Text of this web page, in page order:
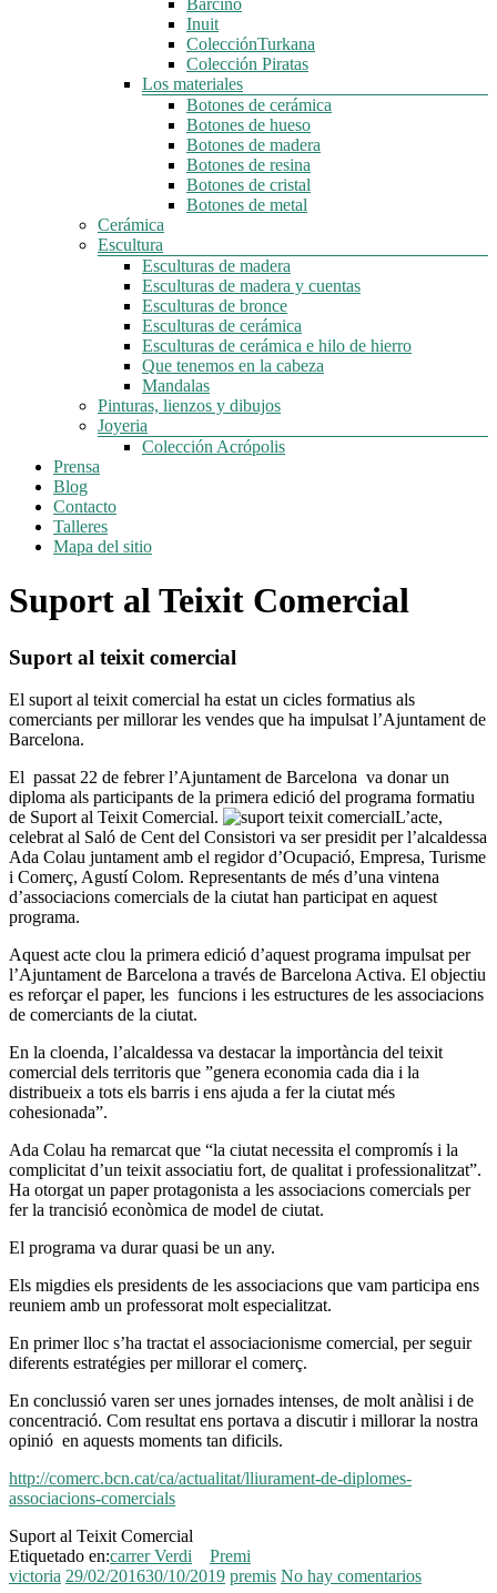
Inuit
ColecciónTurkana
Colección Piratas
Los materiales
Botones de cerámica
Botones de hueso
Botones de madera
Botones de resina
Botones de cristal
Botones de metal
Cerámica
Escultura
Esculturas de madera
Esculturas de madera y cuentas
Esculturas de bronce
Esculturas de cerámica
Esculturas de cerámica e hilo de hierro
Que tenemos en la cabeza
Mandalas
Pinturas, lienzos y dibujos
Joyeria
Colección Acrópolis
Prensa
Blog
Contacto
Talleres
Mapa del sitio
Suport al Teixit Comercial
Suport al teixit comercial
El suport al teixit comercial ha estat un cicles formatius als
comerciants per millorar les vendes que ha impulsat l’Ajuntament de
Barcelona.
El passat 22 de febrer l’Ajuntament de Barcelona va donar un
diploma als participants de la primera edició del programa formatiu
de Suport al Teixit Comercial.
L’acte,
celebrat al Saló de Cent del Consistori va ser presidit per l’alcaldessa
Ada Colau juntament amb el regidor d’Ocupació, Empresa, Turisme
i Comerç, Agustí Colom. Representants de més d’una vintena
d’associacions comercials de la ciutat han participat en aquest
programa.
Aquest acte clou la primera edició d’aquest programa impulsat per
l’Ajuntament de Barcelona a través de Barcelona Activa. El objectiu
es reforçar el paper, les funcions i les estructures de les associacions
de comerciants de la ciutat.
En la cloenda, l’alcaldessa va destacar la importància del teixit
comercial dels territoris que ”genera economia cada dia i la
distribueix a tots els barris i ens ajuda a fer la ciutat més
cohesionada”.
Ada Colau ha remarcat que “la ciutat necessita el compromís i la
complicitat d’un teixit associatiu fort, de qualitat i professionalitzat”.
Ha otorgat un paper protagonista a les associacions comercials per
fer la trancisió econòmica de model de ciutat.
El programa va durar quasi be un any.
Els migdies els presidents de les associacions que vam participa ens
reuniem amb un professorat molt especialitzat.
En primer lloc s’ha tractat el associacionisme comercial, per seguir
diferents estratégies per millorar el comerç.
En conclussió varen ser unes jornades intenses, de molt anàlisi i de
concentració. Com resultat ens portava a discutir i millorar la nostra
opinió en aquests moments tan dificils.
http://comerc.bcn.cat/ca/actualitat/lliurament-de-diplomes-
associacions-comercials
Suport al Teixit Comercial
Etiquetado en:carrer Verdi
Premi
victoria 29/02/201630/10/2019 premis No hay comentarios